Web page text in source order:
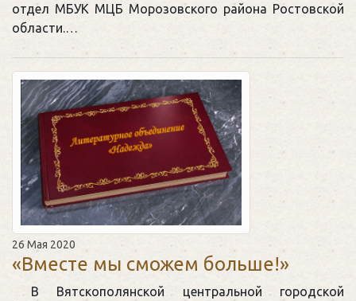
отдел МБУК МЦБ Морозовского района Ростовской
области.…
26 Мая 2020
«Вместе мы сможем больше!»
В Вятскополянской центральной городской